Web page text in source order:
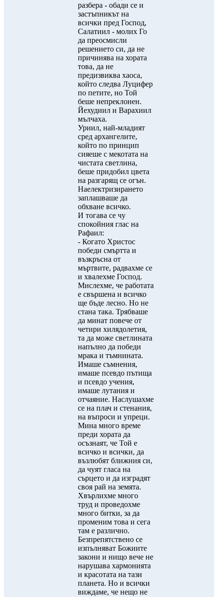
разбера - обади се и
застъпникът на
всички пред Господ,
Салатиил - молих Го
да преосмисли
решението си, да не
причинява на хората
това, да не
предизвиква хаоса,
който следва Луцифер
по петите, но Той
беше непреклонен.
Йехудиил и Варахиил
мълчаха.
Уриил, най-младият
сред архангелите,
който по принцип
сияеше с мекотата на
чистата светлина,
беше придобил цвета
на разгарящ се огън.
Наелектризирането
заплашваше да
обхване всичко.
И тогава се чу
спокойния глас на
Рафаил:
- Когато Христос
победи смъртта и
възкръсна от
мъртвите, радвахме се
и хвалехме Господ.
Мислехме, че работата
е свършена и всичко
ще бъде лесно. Но не
стана така. Трябваше
да минат повече от
четири хилядолетия,
та да може светлината
напълно да победи
мрака и тъмнината.
Имаше съмнения,
имаше псевдо пътища
и псевдо учения,
имаше лутания и
отчаяние. Наслушахме
се на плач и стенания,
на въпроси и упреци.
Мина много време
преди хората да
осъзнаят, че Той е
всичко и всички, да
възлюбят ближния си,
да чуят гласа на
сърцето и да изградят
своя рай на земята.
Хвърлихме много
труд и проведохме
много битки, за да
променим това и сега
там е различно.
Безпрепятствено се
изпълняват Божиите
закони и нищо вече не
нарушава хармонията
и красотата на тази
планета. Но и всички
виждаме, че нещо не